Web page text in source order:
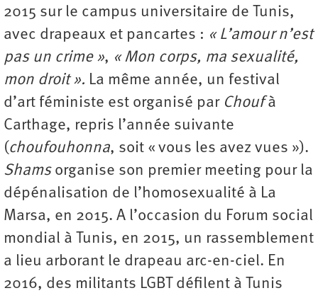
2015 sur le campus universitaire de Tunis,
avec drapeaux et pancartes : « L’amour n’est
pas un crime », « Mon corps, ma sexualité,
mon droit ». La même année, un festival
d’art féministe est organisé parChoufà
Carthage, repris l’année suivante
(choufouhonna, soit « vous les avez vues »).
Shamsorganise son premier meeting pour la
dépénalisation de l’homosexualité à La
Marsa, en 2015. A l’occasion du Forum social
mondial à Tunis, en 2015, un rassemblement
a lieu arborant le drapeau arc-en-ciel. En
2016, des militants LGBT défilent à Tunis